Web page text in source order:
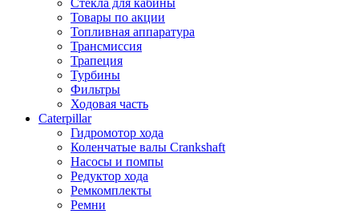
Товары по акции
Топливная аппаратура
Трансмиссия
Трапеция
Турбины
Фильтры
Ходовая часть
Caterpillar
Гидромотор хода
Коленчатые валы Crankshaft
Насосы и помпы
Редуктор хода
Ремкомплекты
Ремни